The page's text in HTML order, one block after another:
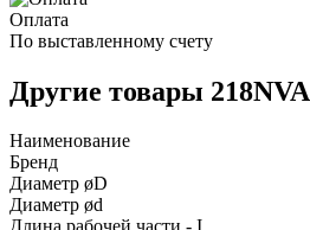
Оплата
По выставленному счету
Другие товары 218NVA
Наименование
Бренд
Диаметр øD
Диаметр ød